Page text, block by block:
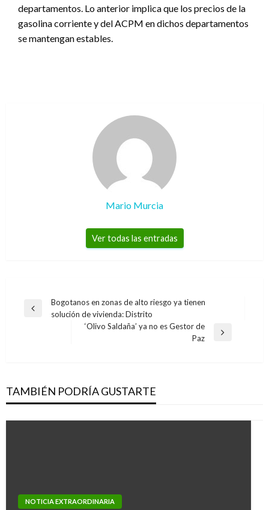
departamentos. Lo anterior implica que los precios de la
gasolina corriente y del ACPM en dichos departamentos
se mantengan estables.
Mario Murcia
Ver todas las entradas
Navegación
Entrada
Bogotanos en zonas de alto riesgo ya tienen
solución de vivienda: Distrito
‘Olivo Saldaña’ ya no es Gestor de
Paz
TAMBIÉN PODRÍA GUSTARTE
NOTICIA EXTRAORDINARIA